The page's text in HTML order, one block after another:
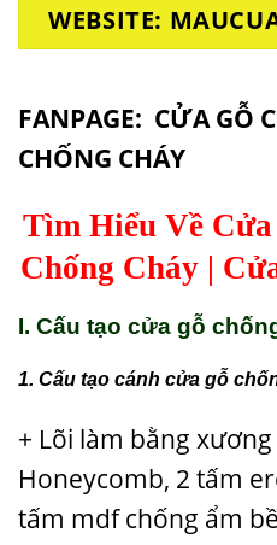
WEBSITE:
FANPAGE: CỬA GỖ
CHỐNG CHÁY
Tìm Hiểu Về
Chống Cháy |
I. Cấu tạo cửa gỗ
1. Cấu tạo cánh cửa gỗ
+ Lõi làm bằng
Honeycomb, 2 tấm
tấm mdf chống ẩm